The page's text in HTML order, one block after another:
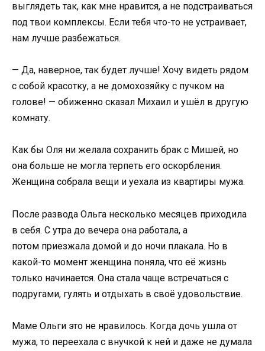
выглядеть так, как мне нравится, а не подстраиваться
под твои комплексы. Если тебя что-то не устраивает,
нам лучше разбежаться.
— Да, наверное, так будет лучше! Хочу видеть рядом
с собой красотку, а не домохозяйку с пучком на
голове! — обиженно сказал Михаил и ушёл в другую
комнату.
Как бы Оля ни желала сохранить брак с Мишей, но
она больше не могла терпеть его оскорбления.
Женщина собрала вещи и уехала из квартиры мужа.
После развода Ольга несколько месяцев приходила
в себя. С утра до вечера она работала, а
потом приезжала домой и до ночи плакала. Но в
какой-то момент женщина поняла, что её жизнь
только начинается. Она стала чаще встречаться с
подругами, гулять и отдыхать в своё удовольствие.
Маме Ольги это не нравилось. Когда дочь ушла от
мужа, то переехала с внучкой к ней и даже не думала